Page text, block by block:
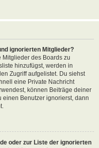
ignorierten Mitglieder?
des Boards zu
hinzufügst, werden in
Zugriff aufgelistet. Du siehst
eine Private Nachricht
können Beiträge deiner
einen Benutzer ignorierst, dann
oder zur Liste der ignorierten